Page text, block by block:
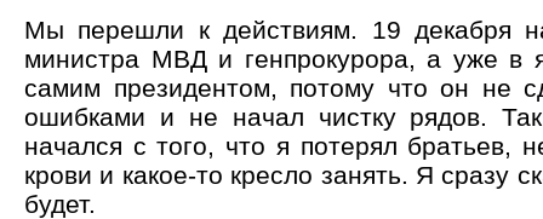
Мы перешли к действиям. 19 декабря
министра МВД и генпрокурора, а уже в
самим президентом, потому что он не
ошибками и не начал чистку рядов.
начался с того, что я потерял братьев,
крови и какое-то кресло занять. Я сразу
будет.